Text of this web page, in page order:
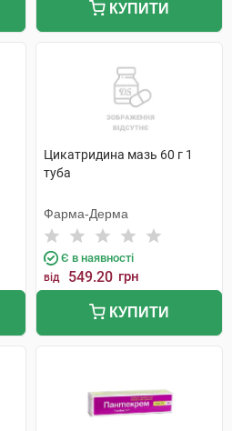
КУПИТИ
Цикатридина мазь 60 г 1
туба
Фарма-Дерма
Є в наявності
від 549.20 грн
КУПИТИ